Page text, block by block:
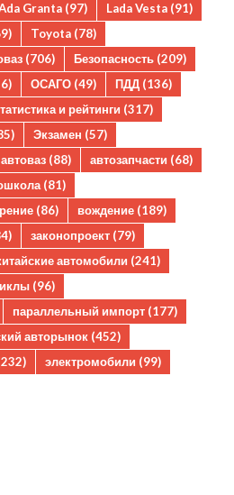
Granta (97) Lada Vesta (91)
Toyota (78)
(706) Безопасность (209)
ОСАГО (49) ПДД (136)
и рейтинги (317)
Экзамен (57)
автоваз (88) автозапчасти (68)
(81)
(86) вождение (189)
законопроект (79)
автомобили (241)
(96)
параллельный импорт (177)
авторынок (452)
электромобили (99)